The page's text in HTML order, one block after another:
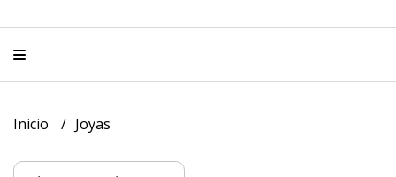
Inicio Joyas